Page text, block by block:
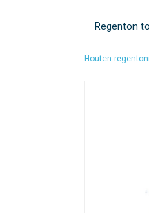
Regenton
Houten